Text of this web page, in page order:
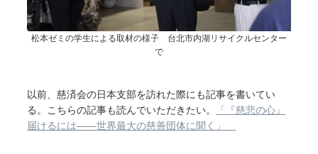
松本ゼミの学生による取材の様子 台北市内湖リサイクルセンター
で
以前、慈済会の日本支部を訪れた際にも記事を書いてい
る。こちらの記事も読んでいただきたい。
「『慈悲の心』
届けるには――世界最大の慈善団体に聞く」